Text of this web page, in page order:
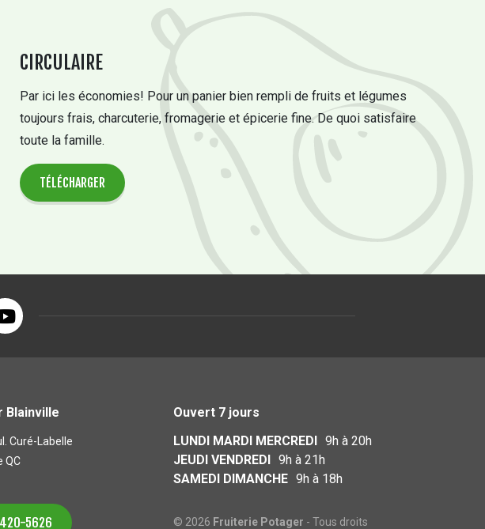
CIRCULAIRE
Par ici les économies! Pour un panier bien rempli de fruits et légumes
toujours frais, charcuterie, fromagerie et épicerie fine. De quoi satisfaire
toute la famille.
TÉLÉCHARGER
Blainville
Curé-Labelle
QC
5626
Ouvert 7 jours
LUNDI MARDI MERCREDI
9h à 20h
JEUDI VENDREDI
9h à 21h
SAMEDI DIMANCHE 9h à 18h
© 2026 Fruiterie Potager - Tous droits